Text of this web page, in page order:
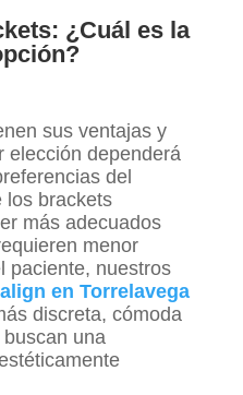
¿Cuál es la
sus ventajas y
elección dependerá
del
los brackets
más adecuados
menor
paciente, nuestros
en Torrelavega
discreta, cómoda
una